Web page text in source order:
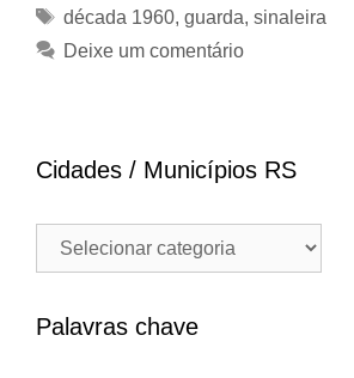
Tags
década 1960, guarda, sinaleira
Deixe um comentário
Cidades / Municípios RS
Cidades
Municípios
Palavras chave